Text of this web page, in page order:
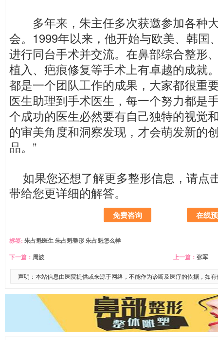
多年来，朱主任多次获邀参加各种
会。1999年以来，他开始与欧美、韩国
进行同台手术并交流。在鼻部综合整形
植入、疤痕修复等手术上有卓越的成
都是一个团队工作的成果，大家都很重
医生助理到手术医生，每一个努力都是
个成功的医生必然要有自己独特的视觉
的审美角度和洞察发现，才会萌发新的
品。”
如果您还想了解更多整形信息，请点
带给您更详细的解答。
免费咨询 在线
标签: 朱占魁医生朱占魁整形朱占魁怎么样
下一篇： 周波 上一篇： 张军
声明：本站信息由医院提供或来源于网络，不能作为诊断及医疗的依据，如